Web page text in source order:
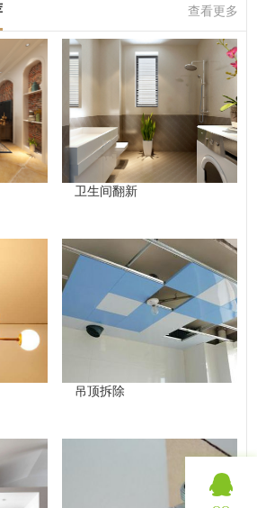
查看更多
卫生间翻新
吊顶拆除